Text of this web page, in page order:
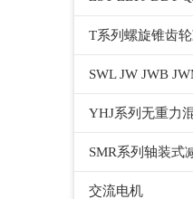
T系列螺旋锥齿
YHJ系列无重力
SMR系列轴装式
交流电机